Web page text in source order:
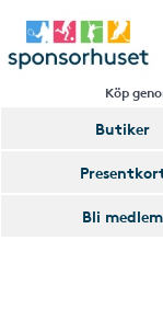
Köp
Butiker
Bli medlem